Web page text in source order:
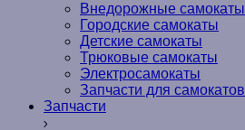
Внедорожные самокаты
Городские самокаты
Детские самокаты
Трюковые самокаты
Электросамокаты
Запчасти для самокатов
Запчасти